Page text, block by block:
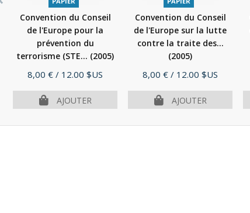
Convention du Conseil
de l'Europe pour la
prévention du
terrorisme (STE... (2005)
Prix
8,00 € / 12.00 $US
AJOUTER
Convention du Conseil
de l'Europe sur la lutte
contre la traite des...
(2005)
Prix
8,00 € / 12.00 $US
AJOUTER